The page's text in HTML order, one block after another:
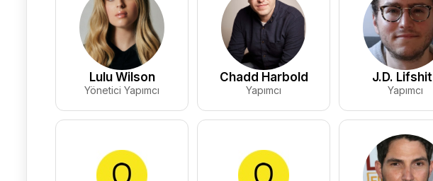
Lulu Wilson
Yönetici Yapımcı
Chadd Harbold
Yapımcı
J.D.
Yapımcı